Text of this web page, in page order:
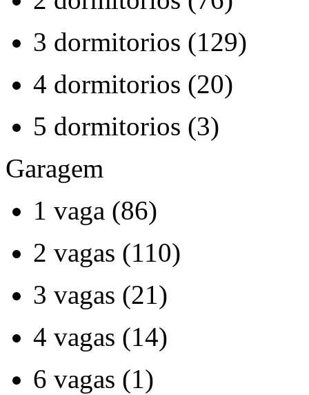
3 dormitorios (129)
4 dormitorios (20)
5 dormitorios (3)
Garagem
1 vaga (86)
2 vagas (110)
3 vagas (21)
4 vagas (14)
6 vagas (1)